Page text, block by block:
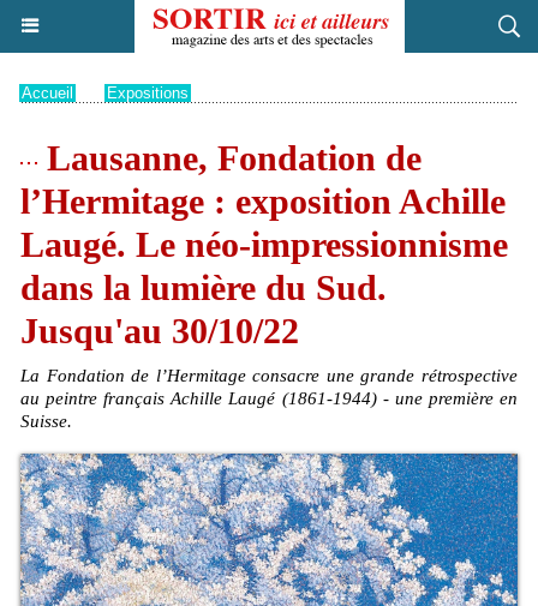
Accueil Expositions
Lausanne, Fondation de
l’Hermitage : exposition Achille
Laugé. Le néo-impressionnisme
dans la lumière du Sud.
Jusqu'au 30/10/22
La Fondation de l’Hermitage consacre une grande rétrospective
au peintre français Achille Laugé (1861-1944) - une première en
Suisse.